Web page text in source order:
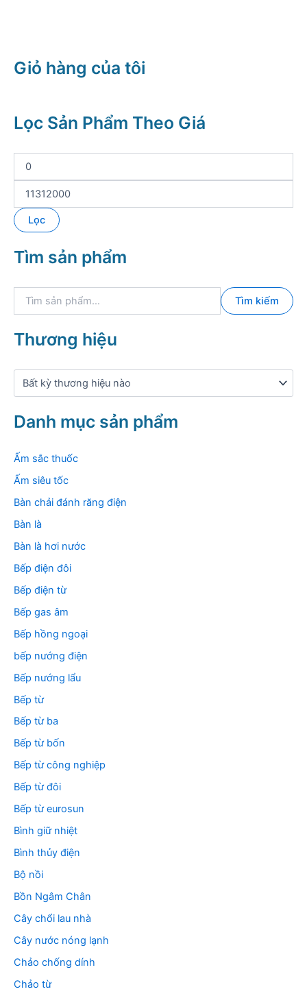
Giỏ hàng của tôi
Lọc Sản Phẩm Theo Giá
ố
i
h
á
t
i
Lọc
Tìm sản phẩm
k
Tìm kiếm
Thương hiệu
Danh mục sản phẩm
Ấm sắc thuốc
Ấm siêu tốc
Bàn chải đánh răng điện
Bàn là
Bàn là hơi nước
Bếp điện đôi
Bếp điện từ
Bếp gas âm
Bếp hồng ngoại
bếp nướng điện
Bếp nướng lẩu
Bếp từ
Bếp từ ba
Bếp từ bốn
Bếp từ công nghiệp
Bếp từ đôi
Bếp từ eurosun
Bình giữ nhiệt
Bình thủy điện
Bộ nồi
Bồn Ngâm Chân
Cây chổi lau nhà
Cây nước nóng lạnh
Chảo chống dính
Chảo từ